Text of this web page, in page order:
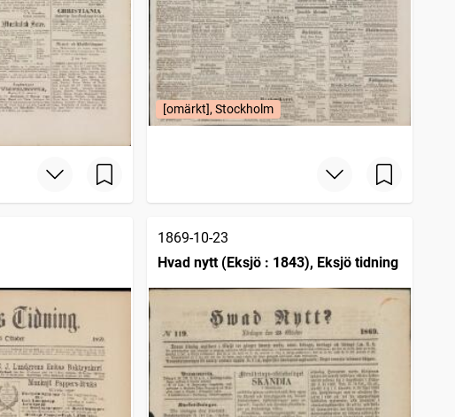
[omärkt], Stockholm
1869-10-23
Hvad nytt (Eksjö : 1843), Eksjö tidning